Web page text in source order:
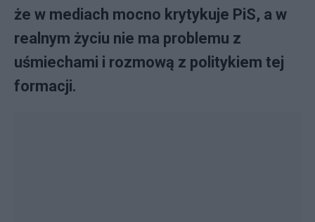
że w mediach mocno krytykuje PiS, a w
realnym życiu nie ma problemu z
uśmiechami i rozmową z politykiem tej
formacji.